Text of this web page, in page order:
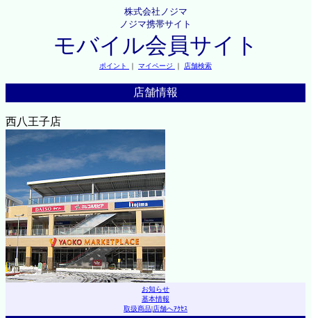
株式会社ノジマ
ノジマ携帯サイト
モバイル会員サイト
ポイント ｜ マイページ ｜ 店舗検索
店舗情報
西八王子店
お知らせ
基本情報
取扱商品|店舗へｱｸｾｽ